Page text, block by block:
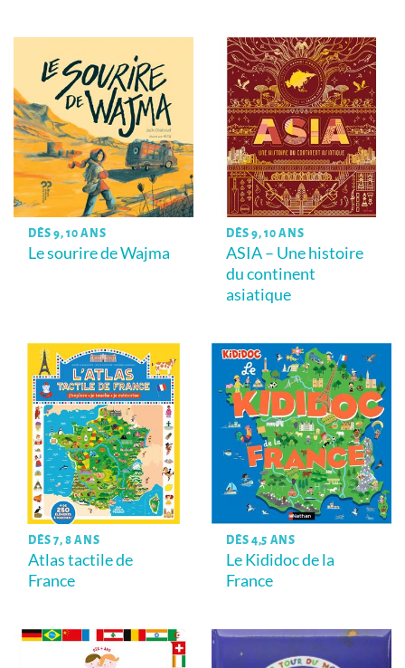
DÈS 9, 10 ANS
Le sourire de Wajma
DÈS 9, 10 ANS
ASIA – Une histoire
du continent
asiatique
DÈS 7, 8 ANS
Atlas tactile de
France
DÈS 4,5 ANS
Le Kididoc de la
France